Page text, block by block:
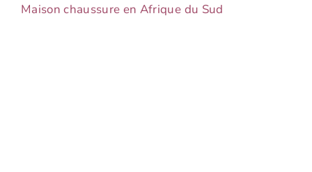
Maison chaussure en Afrique du Sud